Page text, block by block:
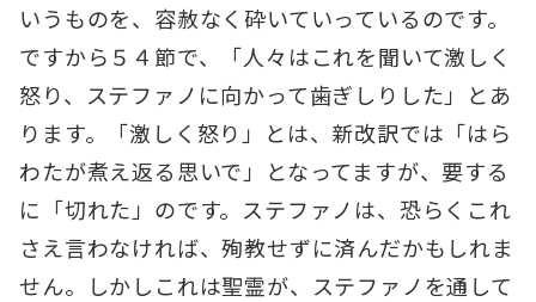
いうものを、容赦なく砕いていっているのです。
ですから５４節で、「人々はこれを聞いて激しく
怒り、ステファノに向かって歯ぎしりした」とあ
ります。「激しく怒り」とは、新改訳では「はら
わたが煮え返る思いで」となってますが、要する
に「切れた」のです。ステファノは、恐らくこれ
さえ言わなければ、殉教せずに済んだかもしれま
せん。しかしこれは聖霊が、ステファノを通して